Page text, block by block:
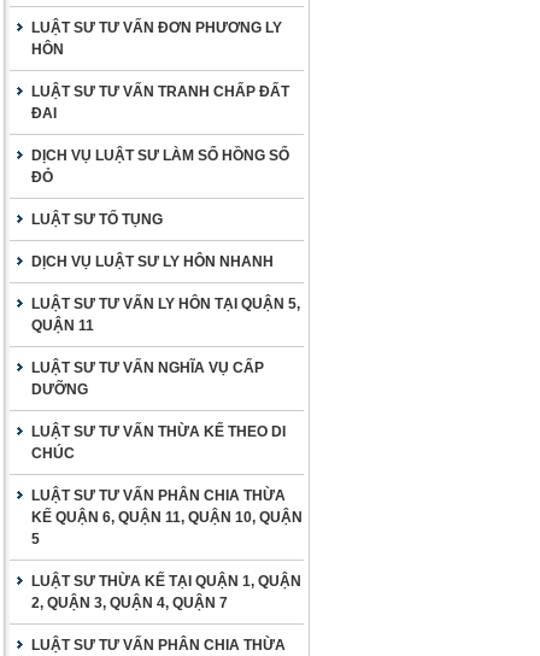
LUẬT SƯ TƯ VẤN ĐƠN PHƯƠNG LY
HÔN
LUẬT SƯ TƯ VẤN TRANH CHẤP ĐẤT
ĐAI
DỊCH VỤ LUẬT SƯ LÀM SỔ HỒNG SỔ
ĐỎ
LUẬT SƯ TỐ TỤNG
DỊCH VỤ LUẬT SƯ LY HÔN NHANH
LUẬT SƯ TƯ VẤN LY HÔN TẠI QUẬN 5,
QUẬN 11
LUẬT SƯ TƯ VẤN NGHĨA VỤ CẤP
DƯỠNG
LUẬT SƯ TƯ VẤN THỪA KẾ THEO DI
CHÚC
LUẬT SƯ TƯ VẤN PHÂN CHIA THỪA
KẾ QUẬN 6, QUẬN 11, QUẬN 10, QUẬN
5
LUẬT SƯ THỪA KẾ TẠI QUẬN 1, QUẬN
2, QUẬN 3, QUẬN 4, QUẬN 7
LUẬT SƯ TƯ VẤN PHÂN CHIA THỪA